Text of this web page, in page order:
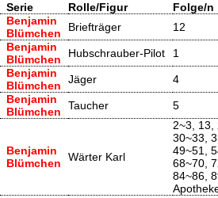
Serie Rolle/Figur Folge/n
Benjamin
Blümchen
Briefträger 12
Benjamin
Blümchen
Hubschrauber-Pilot 1
Benjamin
Blümchen
Jäger 4
Benjamin
Blümchen
Taucher 5
Benjamin
Blümchen
Wärter Karl
2~3, 13,
30~33,
49~51,
68~70,
84~86,